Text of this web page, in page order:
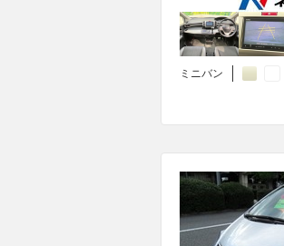
ミニバン